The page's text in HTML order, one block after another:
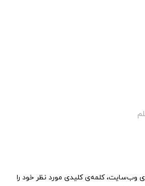
وب‌سایت، کلمه‌ی کلیدی مورد نظر خود را